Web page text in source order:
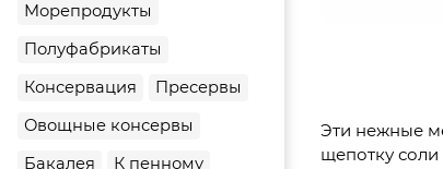
Морепродукты
Полуфабрикаты
Консервация
Пресервы
Овощные консервы
Бакалея
К пенному
Эти нежные
щепотку